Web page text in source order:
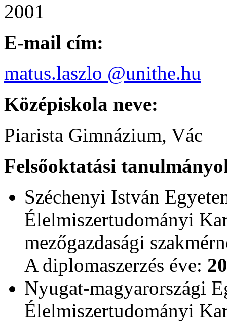
2001
E-mail cím:
matus.laszlo @unithe.hu
Középiskola neve:
Piarista Gimnázium, Vác
Felsőoktatási
Széchenyi István
Élelmiszertudományi
mezőgazdasági
A diplomaszerzés éve:
Nyugat-magyarországi
Élelmiszertudományi